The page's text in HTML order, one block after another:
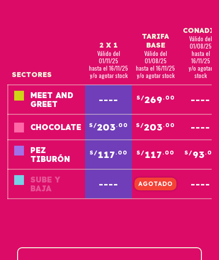
SECTORES
2 X 1
Válido del
01/11/25
hasta el 16/11/25
y/o agotar stock
TARIFA
BASE
Válido del
01/08/25
hasta el 16/11/25
y/o agotar stock
CONADIS
Válido del
01/08/25
hasta el
16/11/25
y/o agotar
stock
MEET AND
GREET
---- S/269 .00 ----
CHOCOLATE S/203.00 S/203.00 ----
PEZ
TIBURÓN
S/117.00 S/117.00 S/93.00
SUBE Y
BAJA
---- S/49.00 ----